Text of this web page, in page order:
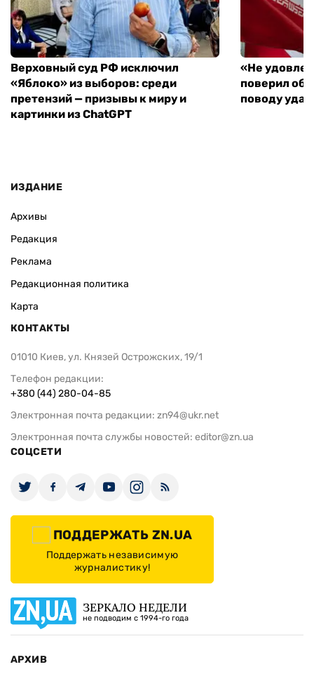
Верховный суд РФ исключил
«Яблоко» из выборов: среди
претензий — призывы к миру и
картинки из ChatGPT
«Не
поверил
поводу
ИЗДАНИЕ
Архивы
Редакция
Реклама
Редакционная политика
Карта
КОНТАКТЫ
01010 Киев, ул. Князей Острожских, 19/1
Телефон редакции:
+380 (44) 280-04-85
Электронная почта редакции: zn94@ukr.net
Электронная почта службы новостей: editor@zn.ua
СОЦСЕТИ
ПОДДЕРЖАТЬ ZN.UA
Поддержать независимую
журналистику!
ЗЕРКАЛО НЕДЕЛИ
не подводим с 1994-го года
АРХИВ